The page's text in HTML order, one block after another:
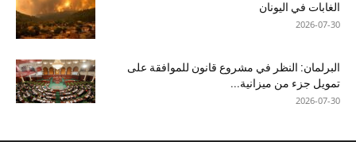
الغابات في اليونان
2026-07-30
البرلمان: النظر في مشروع قانون للموافقة على
تمويل جزء من ميزانية...
2026-07-30